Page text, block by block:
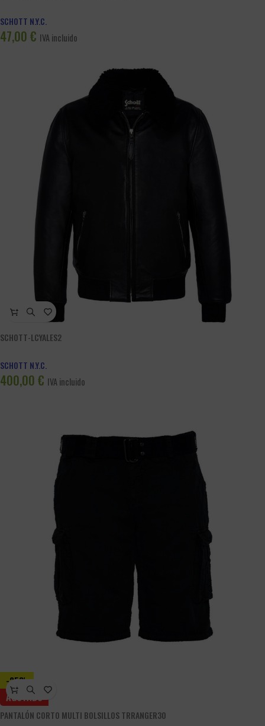
SCHOTT N.Y.C.
47,00 € IVA incluido
SCHOTT-LCYALES2
SCHOTT N.Y.C.
400,00 € IVA incluido
-25%
AGOTADO
PANTALÓN CORTO MULTI BOLSILLOS TRRANGER30